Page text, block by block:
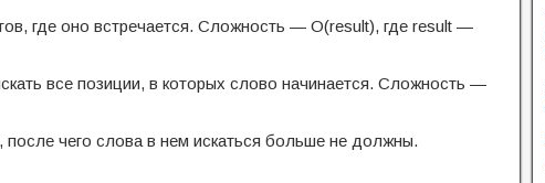
где оно встречается. Сложность — O(result), где result —
все позиции, в которых слово начинается. Сложность —
чего слова в нем искаться больше не должны.